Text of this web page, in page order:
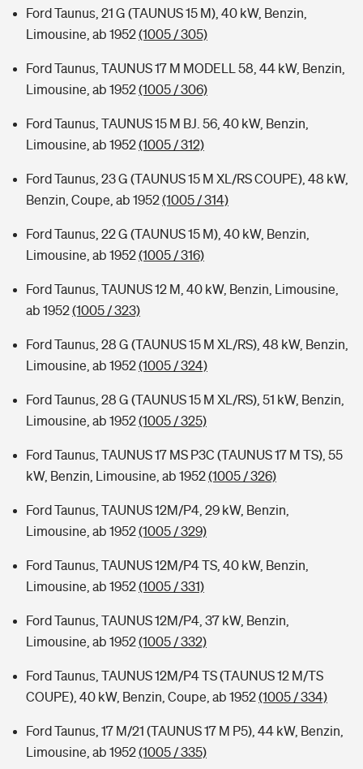
Ford Taunus, 21 G (TAUNUS 15 M), 40 kW, Benzin,
Limousine, ab 1952(1005 / 305)
Ford Taunus, TAUNUS 17 M MODELL 58, 44 kW, Benzin,
Limousine, ab 1952(1005 / 306)
Ford Taunus, TAUNUS 15 M BJ. 56, 40 kW, Benzin,
Limousine, ab 1952(1005 / 312)
Ford Taunus, 23 G (TAUNUS 15 M XL/RS COUPE), 48 kW,
Benzin, Coupe, ab 1952(1005 / 314)
Ford Taunus, 22 G (TAUNUS 15 M), 40 kW, Benzin,
Limousine, ab 1952(1005 / 316)
Ford Taunus, TAUNUS 12 M, 40 kW, Benzin, Limousine,
ab 1952(1005 / 323)
Ford Taunus, 28 G (TAUNUS 15 M XL/RS), 48 kW, Benzin,
Limousine, ab 1952(1005 / 324)
Ford Taunus, 28 G (TAUNUS 15 M XL/RS), 51 kW, Benzin,
Limousine, ab 1952(1005 / 325)
Ford Taunus, TAUNUS 17 MS P3C (TAUNUS 17 M TS), 55
kW, Benzin, Limousine, ab 1952(1005 / 326)
Ford Taunus, TAUNUS 12M/P4, 29 kW, Benzin,
Limousine, ab 1952(1005 / 329)
Ford Taunus, TAUNUS 12M/P4 TS, 40 kW, Benzin,
Limousine, ab 1952(1005 / 331)
Ford Taunus, TAUNUS 12M/P4, 37 kW, Benzin,
Limousine, ab 1952(1005 / 332)
Ford Taunus, TAUNUS 12M/P4 TS (TAUNUS 12 M/TS
COUPE), 40 kW, Benzin, Coupe, ab 1952(1005 / 334)
Ford Taunus, 17 M/21 (TAUNUS 17 M P5), 44 kW, Benzin,
Limousine, ab 1952(1005 / 335)